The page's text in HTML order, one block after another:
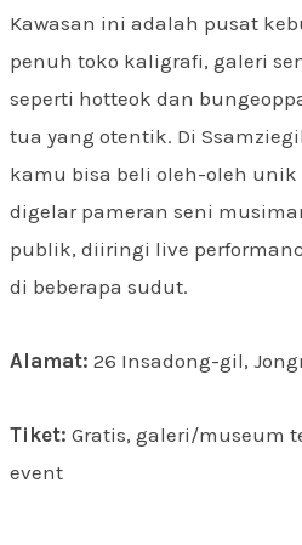
Kawasan ini adalah pusat
penuh toko kaligrafi, galeri
seperti hotteok dan
tua yang otentik. Di
kamu bisa beli oleh-oleh unik
digelar pameran seni
publik, diiringi live
di beberapa sudut.
Alamat: 26 Insadong-gil,
Tiket: Gratis, galeri/museum
event